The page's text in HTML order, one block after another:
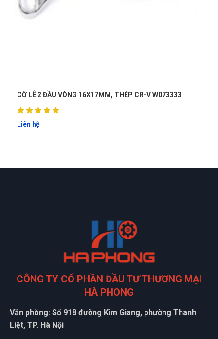
V W073333 CỜ LÊ VÒNG MIỆNG 11mm WOKIN 150511
CÔNG TY CỔ PHẦN ĐẦU TƯ THƯƠNG MẠI
HÀ PHONG
Văn phòng: Số 918 đường Kim Giang, phường Thanh
Liệt, TP. Hà Nội